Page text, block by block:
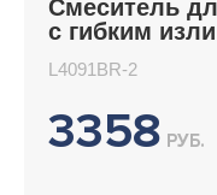
Смеситель
с гибким
L4091BR-2
3358 РУБ.